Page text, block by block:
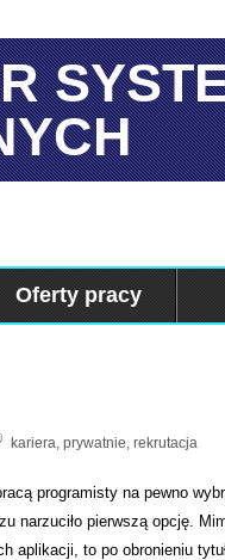
Oferty pracy
kariera, prywatnie, rekrutacja
programisty na pewno
narzuciło pierwszą opcję.
aplikacji, to po obronieniu